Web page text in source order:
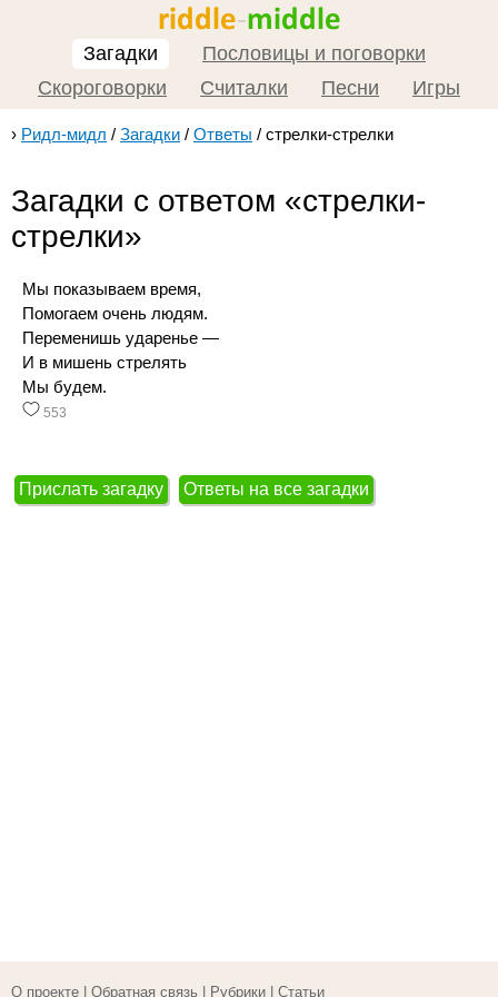
Загадки
Пословицы и поговорки
Скороговорки
Считалки Песни Игры
› Ридл-мидл / Загадки / Ответы / стрелки-стрелки
Загадки с ответом «стрелки-
стрелки»
Мы показываем время,
Помогаем очень людям.
Переменишь ударенье —
И в мишень стрелять
Мы будем.
553
Прислать загадку Ответы на все загадки
О проекте Обратная связь Рубрики Статьи